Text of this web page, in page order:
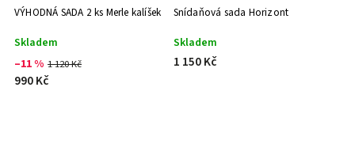
VÝHODNÁ SADA 2 ks Merle kalíšek
Skladem
–11 % 1 120 Kč
990 Kč
Snídaňová sada Horizont
Skladem
1 150 Kč